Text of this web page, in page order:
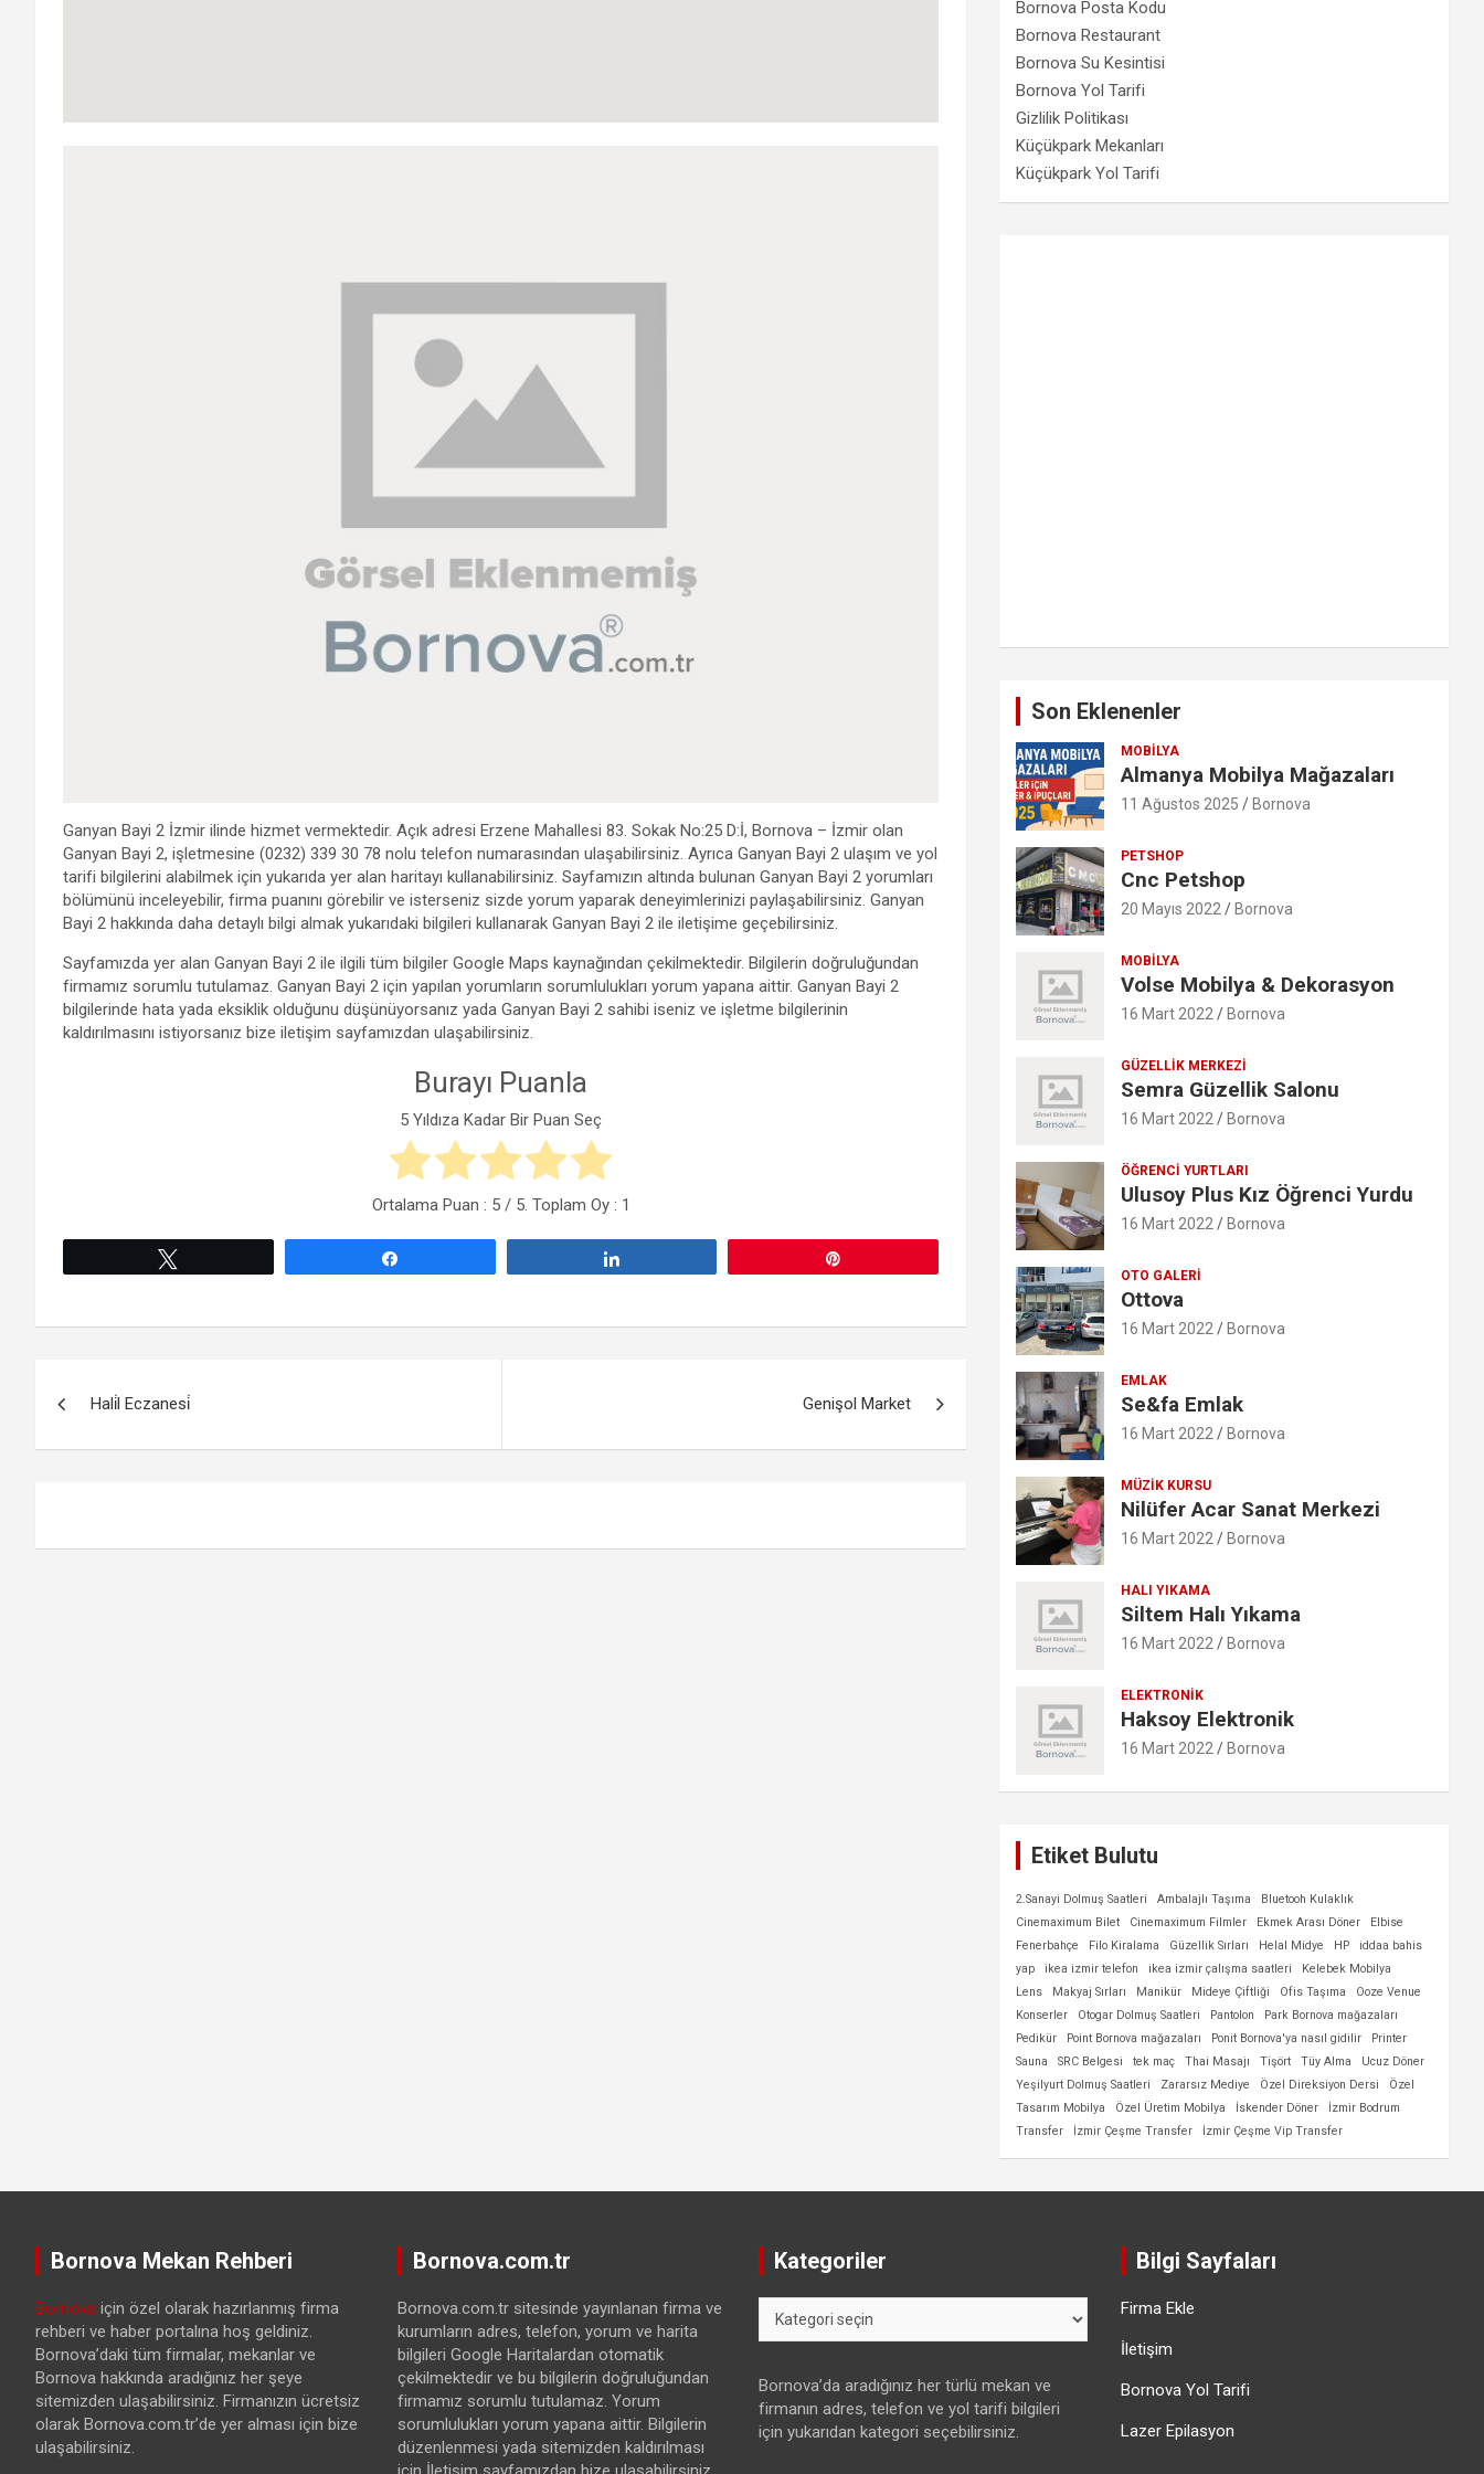
Ganyan Bayi 2 İzmir ilinde hizmet vermektedir. Açık adresi Erzene Mahallesi 83. Sokak No:25 D:İ, Bornova – İzmir olan
Ganyan Bayi 2, işletmesine (0232) 339 30 78 nolu telefon numarasından ulaşabilirsiniz. Ayrıca Ganyan Bayi 2 ulaşım ve yol
tarifi bilgilerini alabilmek için yukarıda yer alan haritayı kullanabilirsiniz. Sayfamızın altında bulunan Ganyan Bayi 2 yorumları
bölümünü inceleyebilir, firma puanını görebilir ve isterseniz sizde yorum yaparak deneyimlerinizi paylaşabilirsiniz. Ganyan
Bayi 2 hakkında daha detaylı bilgi almak yukarıdaki bilgileri kullanarak Ganyan Bayi 2 ile iletişime geçebilirsiniz.
Sayfamızda yer alan Ganyan Bayi 2 ile ilgili tüm bilgiler Google Maps kaynağından çekilmektedir. Bilgilerin doğruluğundan
firmamız sorumlu tutulamaz. Ganyan Bayi 2 için yapılan yorumların sorumlulukları yorum yapana aittir. Ganyan Bayi 2
bilgilerinde hata yada eksiklik olduğunu düşünüyorsanız yada Ganyan Bayi 2 sahibi iseniz ve işletme bilgilerinin
kaldırılmasını istiyorsanız bize iletişim sayfamızdan ulaşabilirsiniz.
Burayı Puanla
5 Yıldıza Kadar Bir Puan Seç
Ortalama Puan : 5/ 5. Toplam Oy : 1
Hali̇l Eczanesi̇ Genişol Market
Bornova Posta Kodu
Bornova Restaurant
Bornova Su Kesintisi
Bornova Yol Tarifi
Gizlilik Politikası
Küçükpark Mekanları
Küçükpark Yol Tarifi
Son Eklenenler
MOBILYA
Almanya Mobilya Mağazaları
11 Ağustos 2025 Bornova
PETSHOP
Cnc Petshop
20 Mayıs 2022 Bornova
MOBILYA
Volse Mobilya & Dekorasyon
16 Mart 2022 Bornova
GÜZELLIK MERKEZI
Semra Güzellik Salonu
16 Mart 2022 Bornova
ÖĞRENCI YURTLARI
Ulusoy Plus Kız Öğrenci Yurdu
16 Mart 2022 Bornova
OTO GALERI
Ottova
16 Mart 2022 Bornova
EMLAK
Se&fa Emlak
16 Mart 2022 Bornova
MÜZIK KURSU
Nilüfer Acar Sanat Merkezi
16 Mart 2022 Bornova
HALI YIKAMA
Siltem Halı Yıkama
16 Mart 2022 Bornova
ELEKTRONIK
Haksoy Elektronik
16 Mart 2022 Bornova
Etiket Bulutu
2.Sanayi Dolmuş Saatleri Ambalajlı Taşıma
Bluetooh Kulaklık
Cinemaximum Bilet
Cinemaximum Filmler Ekmek Arası Döner
Elbise
Fenerbahçe
Filo Kiralama Güzellik Sırları Helal Midye HP
iddaa bahis
yap
ikea izmir telefon ikea izmir çalışma saatleri
Kelebek Mobilya
Lens
Makyaj Sırları Manikür Mideye Çiftliği Ofis Taşıma
Ooze Venue
Konserler
Otogar Dolmuş Saatleri Pantolon
Park Bornova mağazaları
Pedikür
Point Bornova mağazaları Ponit Bornova'ya nasıl gidilir
Printer
Sauna
SRC Belgesi tek maç Thai Masajı Tişört Tüy Alma
Ucuz Döner
Yeşilyurt Dolmuş Saatleri
Zararsız Mediye Özel Direksiyon Dersi
Özel
Tasarım Mobilya
Özel Üretim Mobilya İskender Döner
İzmir Bodrum
Transfer
İzmir Çeşme Transfer İzmir Çeşme Vip Transfer
Bornova Mekan Rehberi
Bornova için özel olarak hazırlanmış firma
rehberi ve haber portalına hoş geldiniz.
Bornova’daki tüm firmalar, mekanlar ve
Bornova hakkında aradığınız her şeye
sitemizden ulaşabilirsiniz. Firmanızın ücretsiz
olarak Bornova.com.tr’de yer alması için bize
ulaşabilirsiniz.
Bornova.com.tr
Bornova.com.tr sitesinde yayınlanan firma ve
kurumların adres, telefon, yorum ve harita
bilgileri Google Haritalardan otomatik
çekilmektedir ve bu bilgilerin doğruluğundan
firmamız sorumlu tutulamaz. Yorum
sorumlulukları yorum yapana aittir. Bilgilerin
düzenlenmesi yada sitemizden kaldırılması
Kategoriler
Bornova’da aradığınız her türlü mekan ve
firmanın adres, telefon ve yol tarifi bilgileri
için yukarıdan kategori seçebilirsiniz.
Bilgi Sayfaları
Firma Ekle
İletişim
Bornova Yol Tarifi
Lazer Epilasyon